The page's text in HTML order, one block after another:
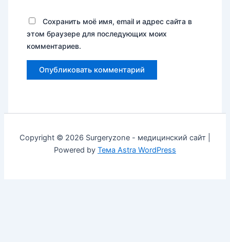
Сохранить моё имя, email и адрес сайта в
этом браузере для последующих моих
комментариев.
Copyright © 2026 Surgeryzone - медицинский сайт |
Powered by Тема Astra WordPress